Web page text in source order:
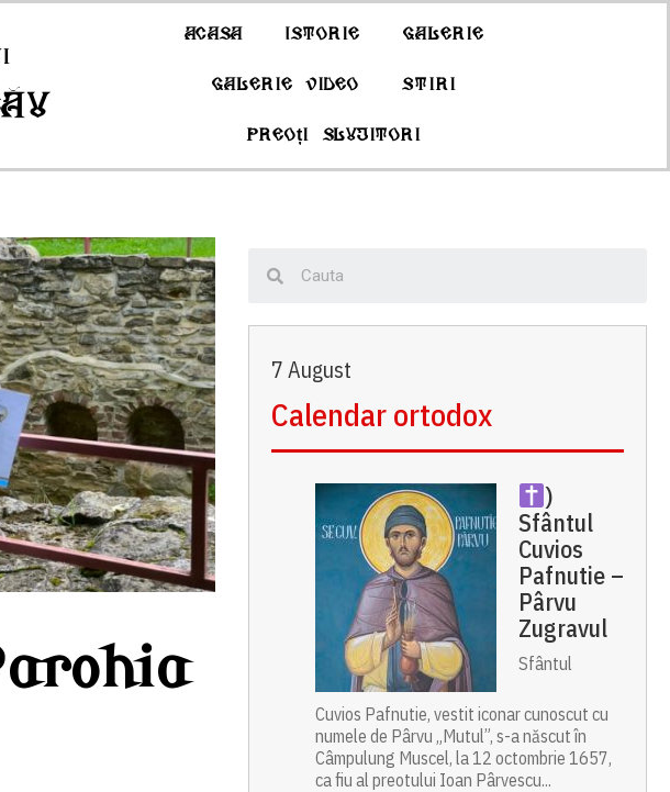
Acasa Istorie Galerie
Galerie Video Stiri
Preoți slujitori
7 August
Calendar ortodox
)
Sfântul
Cuvios
Pafnutie –
Pârvu
Zugravul
Sfântul
Cuvios Pafnutie, vestit iconar cunoscut cu
numele de Pârvu „Mutul”, s-a născut în
Câmpulung Muscel, la 12 octombrie 1657,
ca fiu al preotului Ioan Pârvescu...